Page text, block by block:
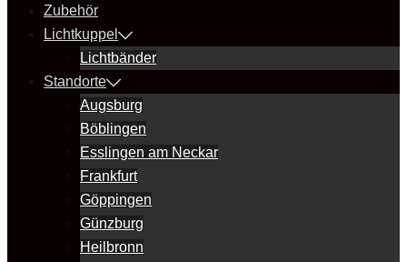
Zubehör
Lichtkuppel
Lichtbänder
Standorte
Augsburg
Böblingen
Esslingen am Neckar
Frankfurt
Göppingen
Günzburg
Heilbronn